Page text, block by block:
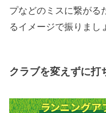
プなどのミスに繋がる
るイメージで振りまし
クラブを変えずに打